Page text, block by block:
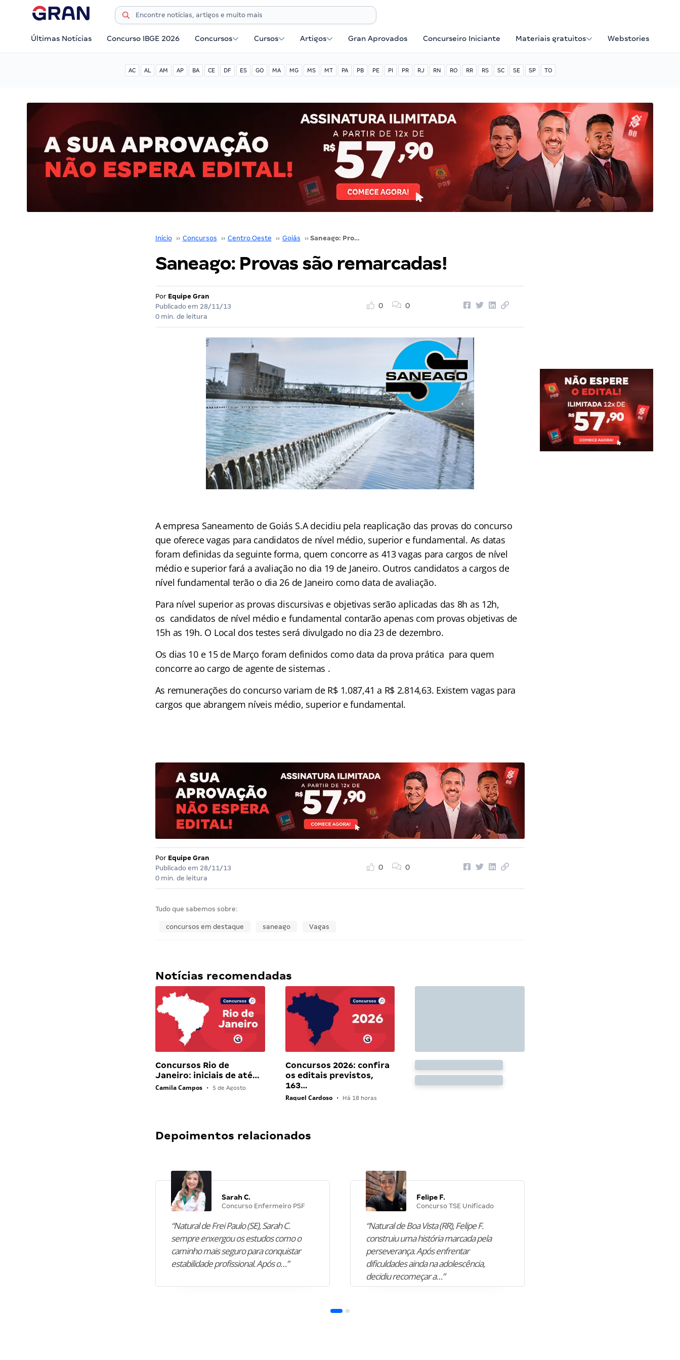
Últimas Notícias Concurso IBGE 2026 Concursos Cursos Artigos Gran Aprovados Concurseiro Iniciante Materiais gratuitos Webstories
AC AL AM AP BA CE DF ES GO MA MG MS MT PA PB PE PI PR RJ RN RO RR RS SC SE SP TO
Início ›› Concursos ›› Centro Oeste ›› Goiás ›› Saneago: Provas são remarcadas!
Saneago: Provas são remarcadas!
Por Equipe Gran
Publicado em 28/11/13
0 min. de leitura
0 0
A empresa Saneamento de Goiás S.A decidiu pela reaplicação das provas do concurso
que oferece vagas para candidatos de nível médio, superior e fundamental. As datas
foram definidas da seguinte forma, quem concorre as 413 vagas para cargos de nível
médio e superior fará a avaliação no dia 19 de Janeiro. Outros candidatos a cargos de
nível fundamental terão o dia 26 de Janeiro como data de avaliação.
Para nível superior as provas discursivas e objetivas serão aplicadas das 8h as 12h,
os candidatos de nível médio e fundamental contarão apenas com provas objetivas de
15h as 19h. O Local dos testes será divulgado no dia 23 de dezembro.
Os dias 10 e 15 de Março foram definidos como data da prova prática para quem
concorre ao cargo de agente de sistemas .
As remunerações do concurso variam de R$ 1.087,41 a R$ 2.814,63. Existem vagas para
cargos que abrangem níveis médio, superior e fundamental.
Por Equipe Gran
Publicado em 28/11/13
0 min. de leitura
0 0
Tudo que sabemos sobre:
concursos em destaque saneago Vagas
Notícias recomendadas
Concursos Rio de
Janeiro: iniciais de até…
Camila Campos • 5 de Agosto
Concursos 2026: confira
os editais previstos,
163…
Raquel Cardoso • Há 18 horas
Depoimentos relacionados
Sarah C.
Concurso Enfermeiro PSF
“Natural de Frei Paulo (SE), Sarah C.
sempre enxergou os estudos como o
caminho mais seguro para conquistar
estabilidade profissional. Após o…”
Felipe F.
Concurso TSE Unificado
“Natural de Boa Vista (RR), Felipe F.
construiu uma história marcada pela
perseverança. Após enfrentar
dificuldades ainda na adolescência,
decidiu recomeçar a…”